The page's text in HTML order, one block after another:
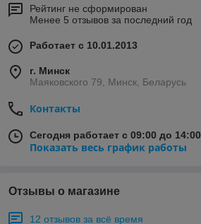
Рейтинг не сформирован
Менее 5 отзывов за последний год
Работает с 10.01.2013
г. Минск
Маяковского 79, Минск, Беларусь
Контакты
Сегодня работает с 09:00 до 14:00
Показать весь график работы
Отзывы о магазине
12 отзывов за всё время